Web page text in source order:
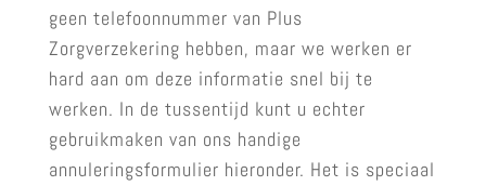
geen telefoonnummer van Plus
Zorgverzekering hebben, maar we werken er
hard aan om deze informatie snel bij te
werken. In de tussentijd kunt u echter
gebruikmaken van ons handige
annuleringsformulier hieronder. Het is speciaal